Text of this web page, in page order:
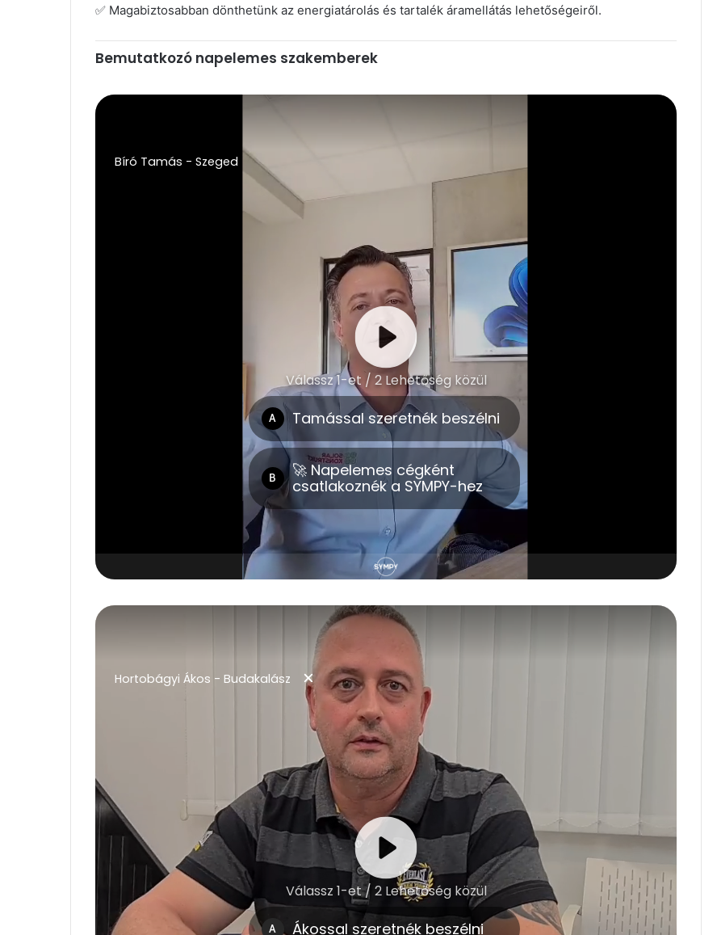
✅ Magabiztosabban dönthetünk az energiatárolás és tartalék áramellátás lehetőségeiről.
Bemutatkozó napelemes szakemberek